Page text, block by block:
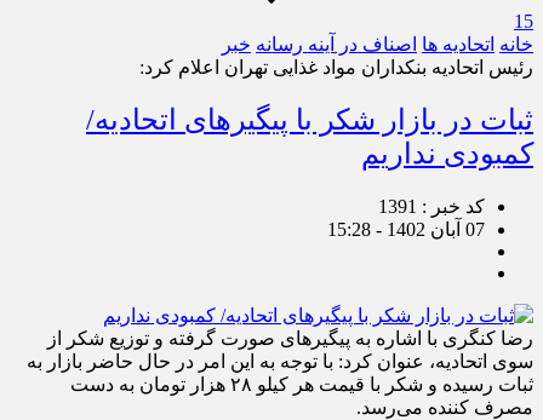
15
خانه اتحادیه ها اصناف در آینه رسانه خبر
رئیس اتحادیه بنکداران مواد غذایی تهران اعلام کرد:
ثبات در بازار شکر با پیگیرهای اتحادیه/
کمبودی نداریم
کد خبر : 1391
07 آبان 1402 - 15:28
رضا کنگری با اشاره به پیگیرهای صورت گرفته و توزیع شکر از
سوی اتحادیه، عنوان کرد: با توجه به این امر در حال حاضر بازار به
ثبات رسیده و شکر با قیمت هر کیلو ۲۸ هزار تومان به دست
مصرف کننده می‌رسد.